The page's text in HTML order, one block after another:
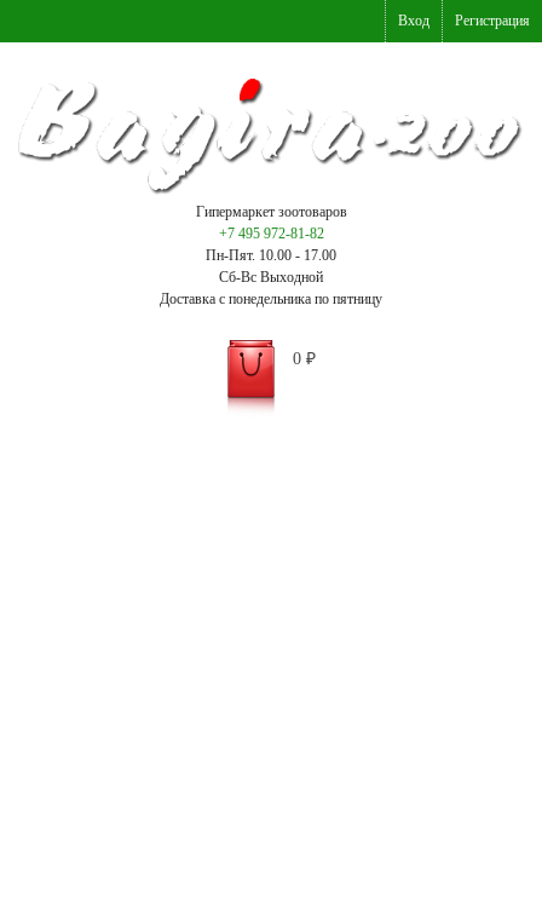
Вход Регистрация
Гипермаркет зоотоваров
+7 495 972-81-82
Пн-Пят. 10.00 - 17.00
Сб-Вс Выходной
Доставка с понедельника по пятницу
0 ₽